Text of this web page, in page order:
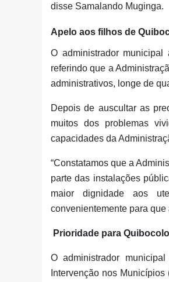
disse Samalando Muginga.
Apelo aos filhos de
O administrador
referindo que a
administrativos, longe de
Depois de auscultar as
muitos dos problemas
capacidades da
“Constatamos que a
parte das instalações
maior dignidade aos
convenientemente para
Prioridade para
O administrador
Intervenção nos